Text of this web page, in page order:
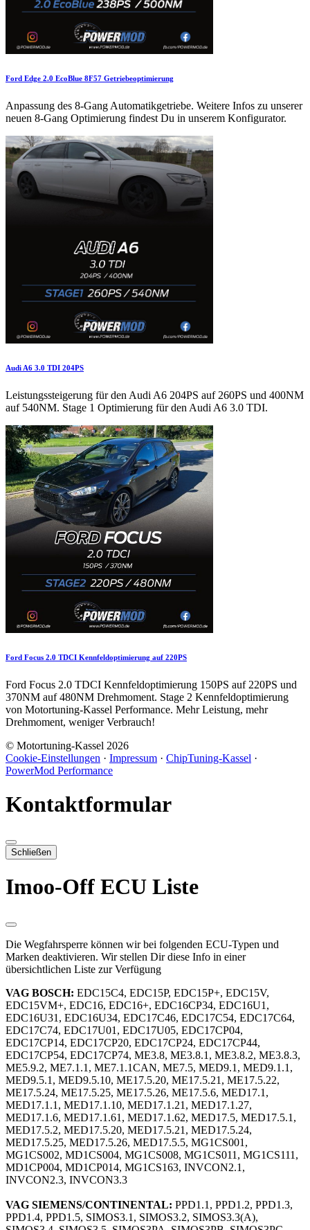
Ford Edge 2.0 EcoBlue 8F57 Getriebeoptimierung
Anpassung des 8-Gang Automatikgetriebe. Weitere Infos zu unserer
neuen 8-Gang Optimierung findest Du in unserem Konfigurator.
Audi A6 3.0 TDI 204PS
Leistungssteigerung für den Audi A6 204PS auf 260PS und 400NM
auf 540NM. Stage 1 Optimierung für den Audi A6 3.0 TDI.
Ford Focus 2.0 TDCI Kennfeldoptimierung auf 220PS
Ford Focus 2.0 TDCI Kennfeldoptimierung 150PS auf 220PS und
370NM auf 480NM Drehmoment. Stage 2 Kennfeldoptimierung
von Motortuning-Kassel Performance. Mehr Leistung, mehr
Drehmoment, weniger Verbrauch!
© Motortuning-Kassel 2026
Cookie-Einstellungen · Impressum · ChipTuning-Kassel ·
PowerMod Performance
Kontaktformular
Schließen
Imoo-Off ECU Liste
Die Wegfahrsperre können wir bei folgenden ECU-Typen und
Marken deaktivieren. Wir stellen Dir diese Info in einer
übersichtlichen Liste zur Verfügung
VAG BOSCH: EDC15C4, EDC15P, EDC15P+, EDC15V,
EDC15VM+, EDC16, EDC16+, EDC16CP34, EDC16U1,
EDC16U31, EDC16U34, EDC17C46, EDC17C54, EDC17C64,
EDC17C74, EDC17U01, EDC17U05, EDC17CP04,
EDC17CP14, EDC17CP20, EDC17CP24, EDC17CP44,
EDC17CP54, EDC17CP74, ME3.8, ME3.8.1, ME3.8.2, ME3.8.3,
ME5.9.2, ME7.1.1, ME7.1.1CAN, ME7.5, MED9.1, MED9.1.1,
MED9.5.1, MED9.5.10, ME17.5.20, ME17.5.21, ME17.5.22,
ME17.5.24, ME17.5.25, ME17.5.26, ME17.5.6, MED17.1,
MED17.1.1, MED17.1.10, MED17.1.21, MED17.1.27,
MED17.1.6, MED17.1.61, MED17.1.62, MED17.5, MED17.5.1,
MED17.5.2, MED17.5.20, MED17.5.21, MED17.5.24,
MED17.5.25, MED17.5.26, MED17.5.5, MG1CS001,
MG1CS002, MD1CS004, MG1CS008, MG1CS011, MG1CS111,
MD1CP004, MD1CP014, MG1CS163, INVCON2.1,
INVCON2.3, INVCON3.3
VAG SIEMENS/CONTINENTAL: PPD1.1, PPD1.2, PPD1.3,
PPD1.4, PPD1.5, SIMOS3.1, SIMOS3.2, SIMOS3.3(A),